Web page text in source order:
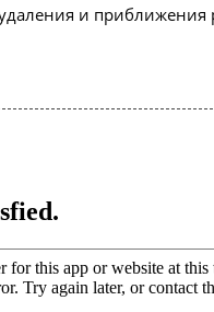
и приближения